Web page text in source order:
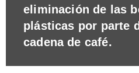
eliminación de las
plásticas por parte
cadena de café.